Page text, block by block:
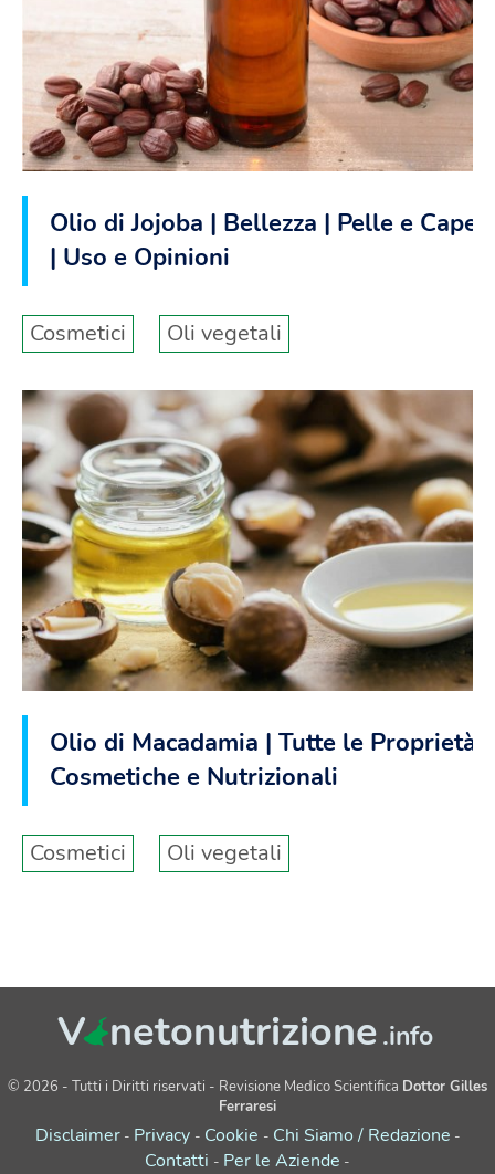
Olio di Jojoba | Bellezza | Pelle e
| Uso e Opinioni
Cosmetici Oli vegetali
Olio di Macadamia | Tutte le Proprietà
Cosmetiche e Nutrizionali
Cosmetici Oli vegetali
V netonutrizione.info
© 2026 - Tutti i Diritti riservati - Revisione Medico Scientifica Dottor Gilles
Ferraresi
Disclaimer- Privacy - Cookie - Chi Siamo / Redazione -
Contatti - Per le Aziende -